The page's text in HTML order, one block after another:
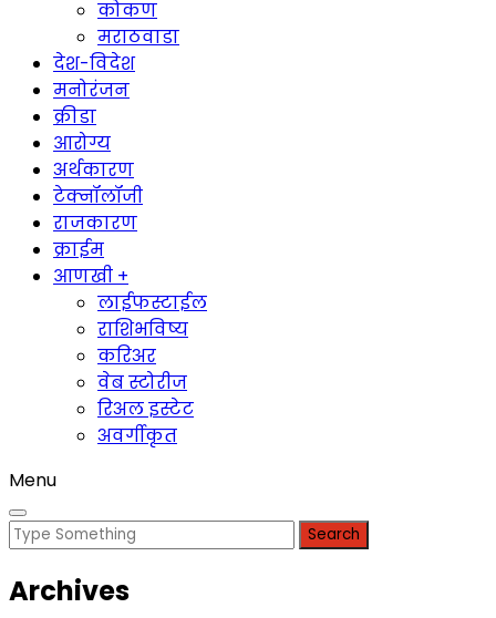
कोकण
मराठवाडा
देश-विदेश
मनोरंजन
क्रीडा
आरोग्य
अर्थकारण
टेक्नॉलॉजी
राजकारण
क्राईम
आणखी +
लाईफस्टाईल
राशिभविष्य
करिअर
वेब स्टोरीज
रिअल इस्टेट
अवर्गीकृत
Menu
Search
Archives